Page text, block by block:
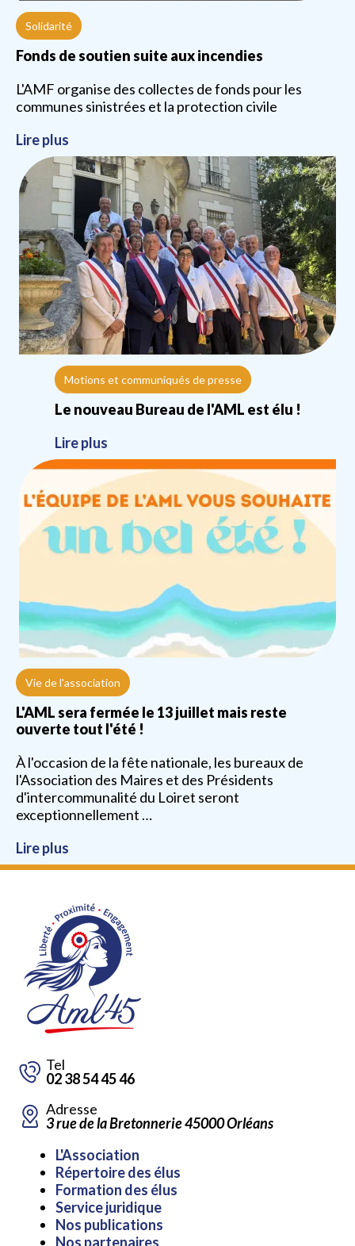
Solidarité
Fonds de soutien suite aux incendies
L'AMF organise des collectes de fonds pour les
communes sinistrées et la protection civile
Lire plus
Motions et communiqués de presse
Le nouveau Bureau de l'AML est élu !
Lire plus
Vie de l'association
L'AML sera fermée le 13 juillet mais reste
ouverte tout l'été !
À l'occasion de la fête nationale, les bureaux de
l'Association des Maires et des Présidents
d'intercommunalité du Loiret seront
exceptionnellement …
Lire plus
Tel
02 38 54 45 46
Adresse
3 rue de la Bretonnerie 45000 Orléans
contenu
L'Association
Répertoire des élus
Formation des élus
Service juridique
Nos publications
Nos partenaires